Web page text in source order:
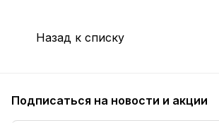
Назад к списку
Подписаться на новости и акции